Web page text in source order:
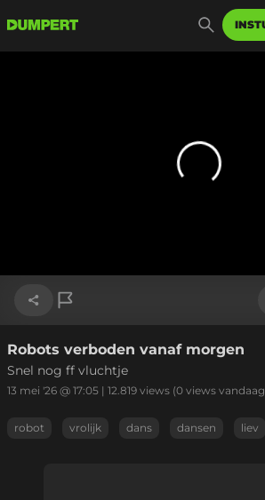
Link kopiëren
Robots verboden vanaf morgen
Snel nog ff vluchtje
13 mei '26 @ 17:05 | 12.819 views (0 views
robot vrolijk dans dansen liev